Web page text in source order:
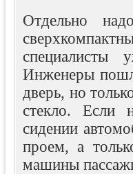
Отдельно
специалисты
Инженеры
дверь, но
стекло. Если
сидении
проем, а
машины